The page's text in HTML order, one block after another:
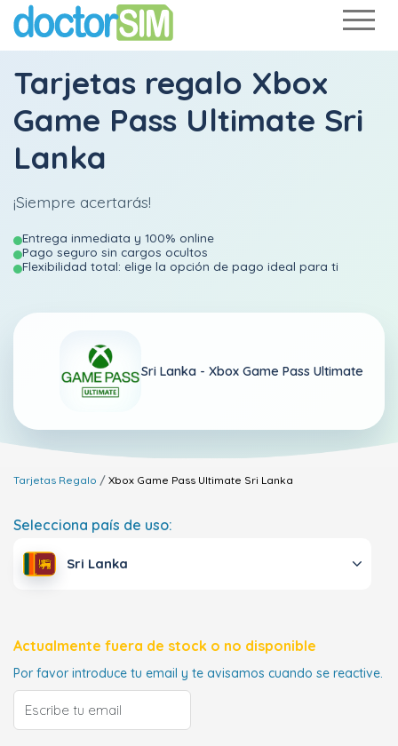
Tarjetas regalo Xbox
Game Pass Ultimate Sri
Lanka
¡Siempre acertarás!
Entrega inmediata y 100% online
Pago seguro sin cargos ocultos
Flexibilidad total: elige la opción de pago ideal para ti
Sri Lanka - Xbox Game Pass Ultimate
Tarjetas Regalo Xbox Game Pass Ultimate Sri Lanka
Selecciona país de uso:
Sri Lanka
Actualmente fuera de stock o no disponible
Por favor introduce tu email y te avisamos cuando se reactive.